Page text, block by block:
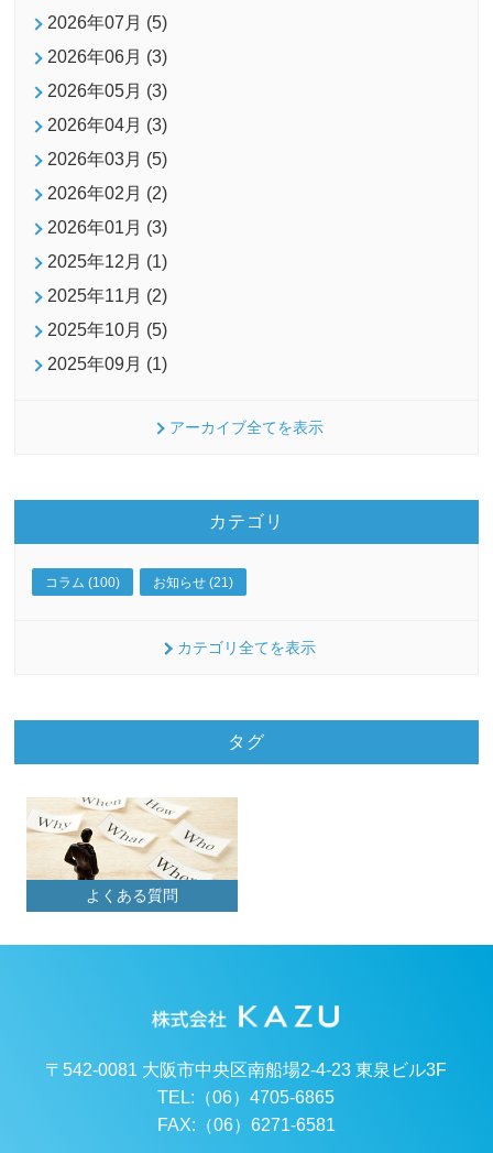
2026年07月 (5)
2026年06月 (3)
2026年05月 (3)
2026年04月 (3)
2026年03月 (5)
2026年02月 (2)
2026年01月 (3)
2025年12月 (1)
2025年11月 (2)
2025年10月 (5)
2025年09月 (1)
アーカイブ全てを表示
カテゴリ
コラム (100) お知らせ (21)
カテゴリ全てを表示
タグ
よくある質問
〒542-0081 大阪市中央区南船場2-4-23 東泉ビル3F
TEL:（06）4705-6865
FAX:（06）6271-6581